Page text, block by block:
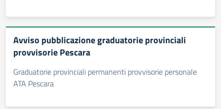
Avviso pubblicazione graduatorie provinciali
provvisorie Pescara
Graduatorie provinciali permanenti provvisorie personale
ATA Pescara